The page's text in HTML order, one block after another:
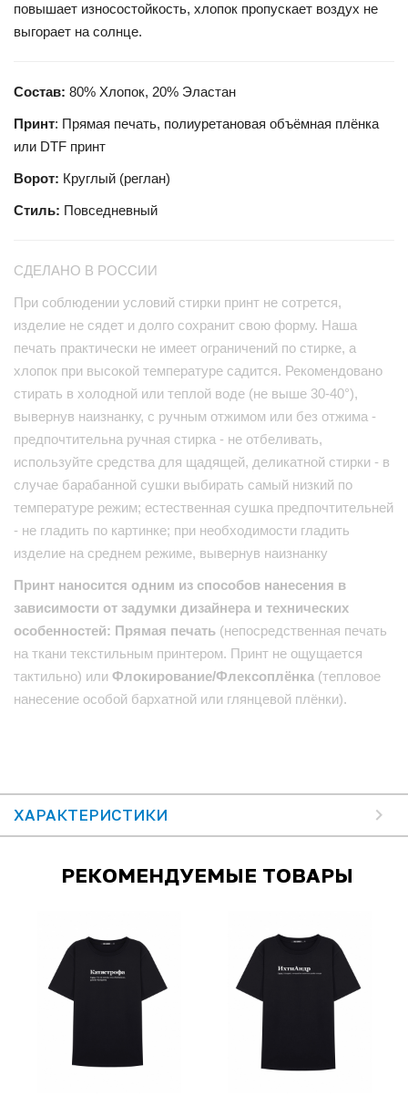
повышает износостойкость, хлопок пропускает воздух не
выгорает на солнце.
Состав: 80% Хлопок, 20% Эластан
Принт: Прямая печать, полиуретановая объёмная плёнка
или DTF принт
Ворот: Круглый (реглан)
Стиль: Повседневный
СДЕЛАНО В РОССИИ
При соблюдении условий стирки принт не сотрется,
изделие не сядет и долго сохранит свою форму. Наша
печать практически не имеет ограничений по стирке, а
хлопок при высокой температуре садится. Рекомендовано
стирать в холодной или теплой воде (не выше 30-40°),
вывернув наизнанку, с ручным отжимом или без отжима -
предпочтительна ручная стирка - не отбеливать,
используйте средства для щадящей, деликатной стирки - в
случае барабанной сушки выбирать самый низкий по
температуре режим; естественная сушка предпочтительней
- не гладить по картинке; при необходимости гладить
изделие на среднем режиме, вывернув наизнанку
Принт наносится одним из способов нанесения в
зависимости от задумки дизайнера и технических
особенностей: Прямая печать (непосредственная печать
на ткани текстильным принтером. Принт не ощущается
тактильно) или Флокирование/Флексоплёнка (тепловое
нанесение особой бархатной или глянцевой плёнки).
ХАРАКТЕРИСТИКИ
РЕКОМЕНДУЕМЫЕ ТОВАРЫ